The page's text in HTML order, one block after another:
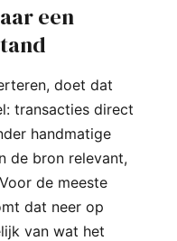
een
doet dat
transacties direct
handmatige
de bron relevant,
de meeste
dat neer op
van wat het